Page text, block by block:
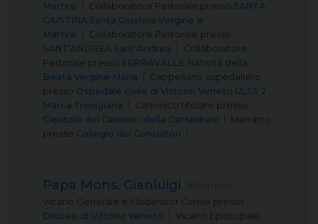
Martire
Collaboratore Pastorale presso SANTA
GIUSTINA Santa Giustina Vergine e
Martire
Collaboratore Pastorale presso
SANT’ANDREA Sant’Andrea
Collaboratore
Pastorale presso SERRAVALLE Natività della
Beata Vergine Maria
Cappellano ospedaliero
presso Ospedale civile di Vittorio Veneto ULSS 2
Marca Trevigiana
Canonico titolare presso
Capitolo dei Canonici della Cattedrale
Membro
presso Collegio dei Consultori
Papa Mons. Gianluigi
Vicario Generale e Moderator Curiae presso
Diocesi di Vittorio Veneto
Vicario Episcopale